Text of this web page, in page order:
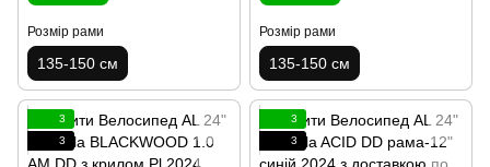
Розмір рами
135-150 см
Розмір рами
135-150 см
3
3
3
3